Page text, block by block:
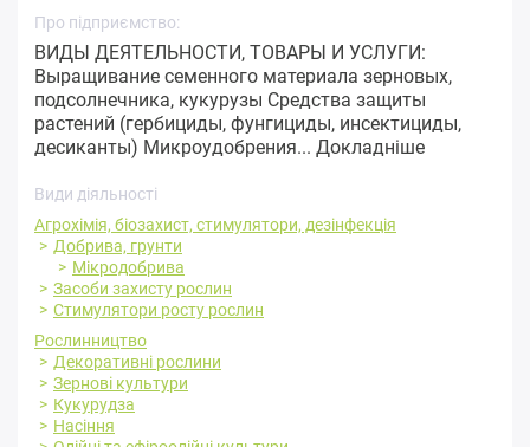
Про підприємство:
ВИДЫ ДЕЯТЕЛЬНОСТИ, ТОВАРЫ И УСЛУГИ:
Выращивание семенного материала зерновых,
подсолнечника, кукурузы Средства защиты
растений (гербициды, фунгициды, инсектициды,
десиканты) Микроудобрения... Докладніше
Види діяльності
Агрохімія, біозахист, стимулятори, дезінфекція
Добрива, грунти
Мікродобрива
Засоби захисту рослин
Стимулятори росту рослин
Рослинництво
Декоративні рослини
Зернові культури
Кукурудза
Насіння